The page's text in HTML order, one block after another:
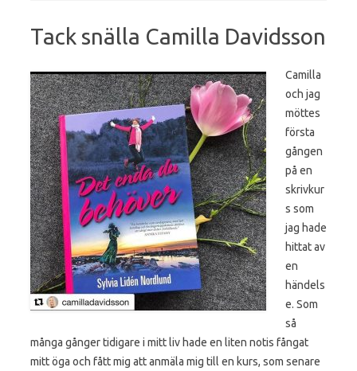
Tack snälla Camilla Davidsson
Camilla
och jag
möttes
första
gången
på en
skrivkur
s som
jag hade
hittat av
en
händels
e. Som
så
många gånger tidigare i mitt liv hade en liten notis fångat
mitt öga och fått mig att anmäla mig till en kurs, som senare